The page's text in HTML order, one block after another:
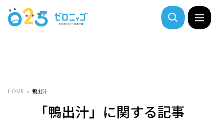
HOME 鴨出汁
「鴨出汁」に関する記事